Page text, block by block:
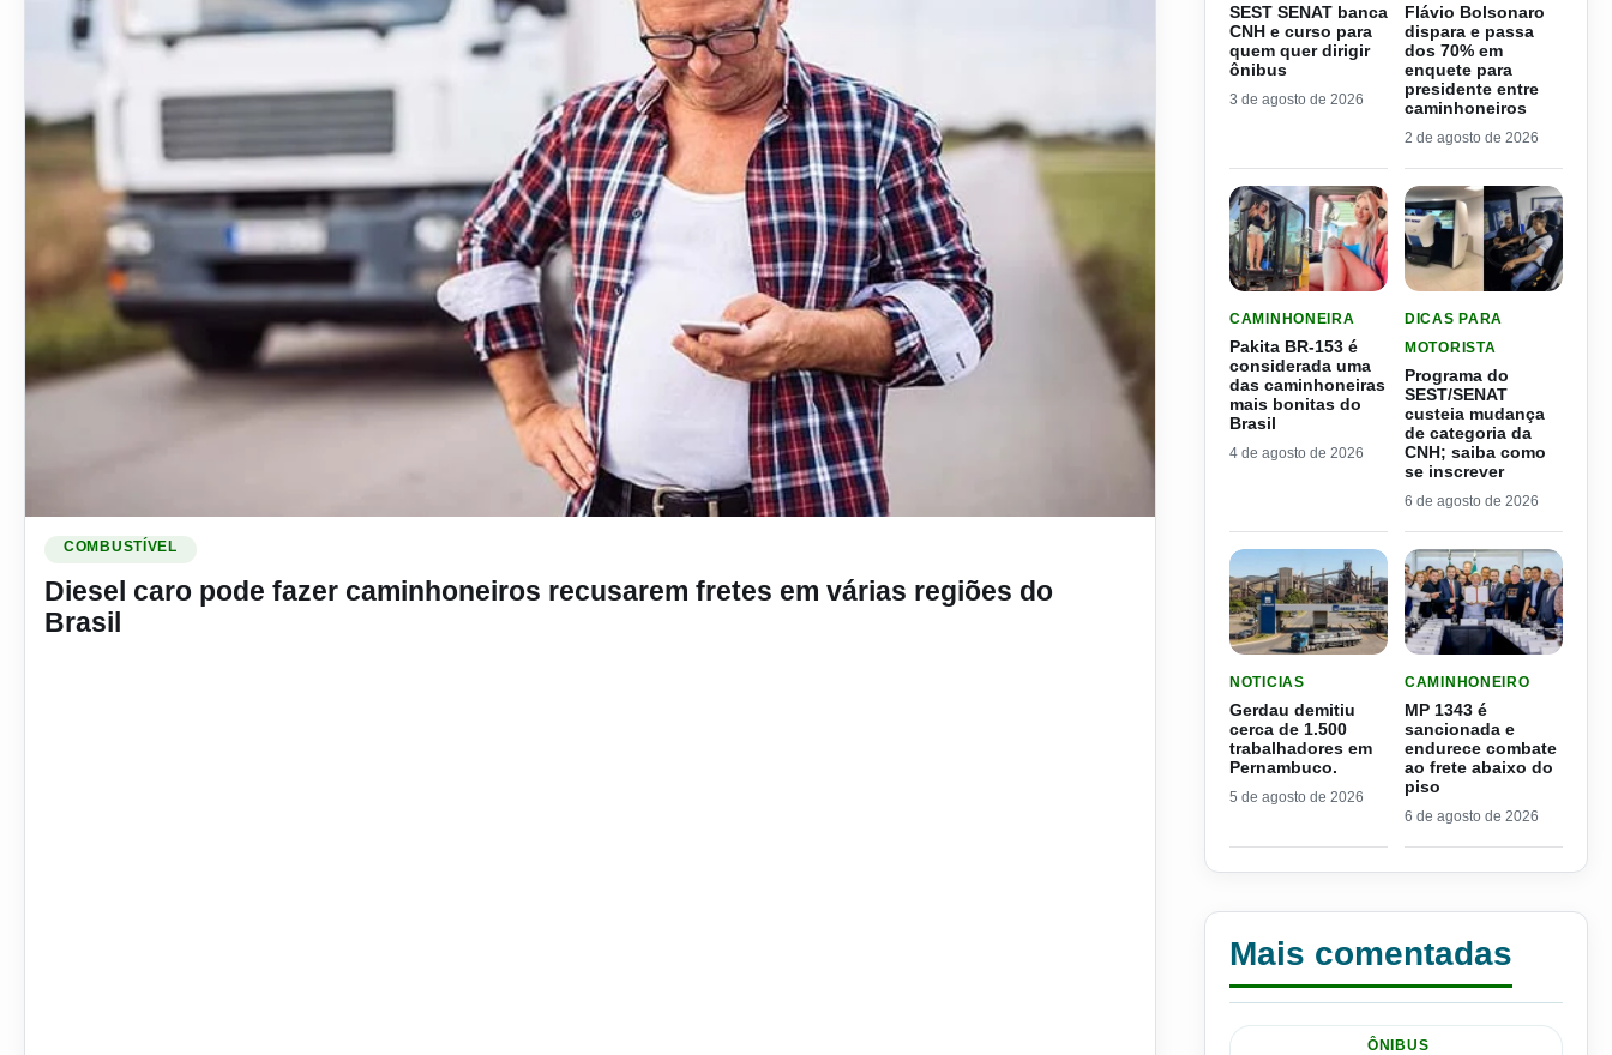
COMBUSTÍVEL
Diesel caro pode fazer caminhoneiros recusarem fretes em várias regiões do
Brasil
SEST SENAT banca
CNH e curso para
quem quer dirigir
ônibus
3 de agosto de 2026
Flávio Bolsonaro
dispara e passa
dos 70% em
enquete para
presidente entre
caminhoneiros
2 de agosto de 2026
CAMINHONEIRA
Pakita BR-153 é
considerada uma
das caminhoneiras
mais bonitas do
Brasil
4 de agosto de 2026
DICAS PARA
MOTORISTA
Programa do
SEST/SENAT
custeia mudança
de categoria da
CNH; saiba como
se inscrever
6 de agosto de 2026
NOTICIAS
Gerdau demitiu
cerca de 1.500
trabalhadores em
Pernambuco.
5 de agosto de 2026
CAMINHONEIRO
MP 1343 é
sancionada e
endurece combate
ao frete abaixo do
piso
6 de agosto de 2026
Mais comentadas
ÔNIBUS